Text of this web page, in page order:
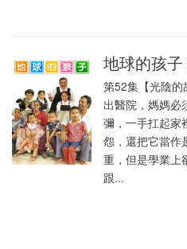
地球的孩
第52集【光陰的
出醫院，媽媽必
彌，一手扛起家
怨，還把它當作
重，但是學業上
跟...